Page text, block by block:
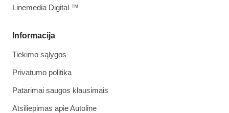
Informacija
Tiekimo sąlygos
Privatumo politika
Patarimai saugos klausimais
Atsiliepimas apie Autoline
Linemedia Digital ™